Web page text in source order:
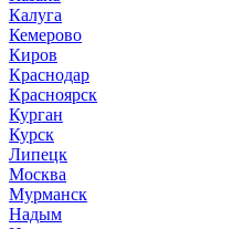
Калуга
Кемерово
Киров
Краснодар
Красноярск
Курган
Курск
Липецк
Москва
Мурманск
Надым